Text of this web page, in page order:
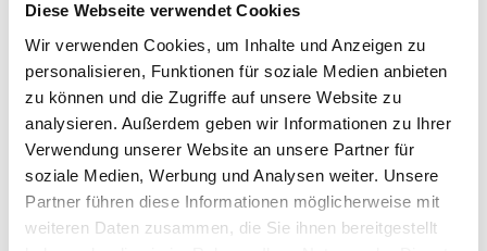
Diese Webseite verwendet Cookies
Wir verwenden Cookies, um Inhalte und Anzeigen zu
personalisieren, Funktionen für soziale Medien anbieten
zu können und die Zugriffe auf unsere Website zu
analysieren. Außerdem geben wir Informationen zu Ihrer
Verwendung unserer Website an unsere Partner für
soziale Medien, Werbung und Analysen weiter. Unsere
Partner führen diese Informationen möglicherweise mit
weiteren Daten zusammen, die Sie ihnen bereitgestellt
inklusive Hart- und
Weichparaffinen,Weißölen,Prozessölenund
Spezialprodukten bietet H&R eine umfangreiche
Produktpalette, technische Unterstützung und eine
kundenorientierte Organisation, deren Ziel es ist, sich
den Herausforderungen eines sich immer wieder
verändernden Marktes zu stellen.